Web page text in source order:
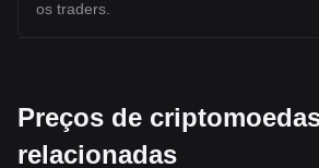
os traders.
Preços de
relacionadas